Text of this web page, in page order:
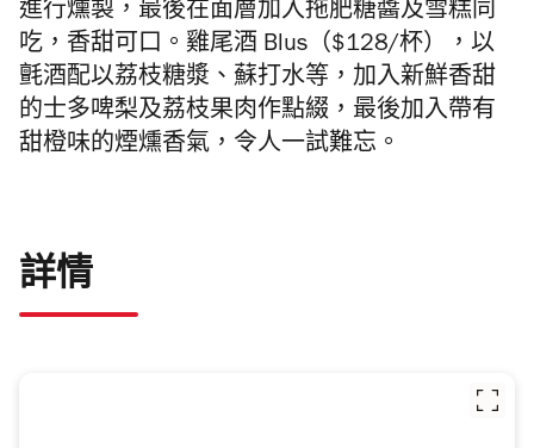
進行燻製，最後在面層加入拖肥糖醬及雪糕同
吃，香甜可口。雞尾酒 Blus（$128/杯），以
氈酒配以荔枝糖漿、蘇打水等，加入新鮮香甜
的士多啤梨及荔枝果肉作點綴，最後加入帶有
甜橙味的煙燻香氣，令人一試難忘。
詳情